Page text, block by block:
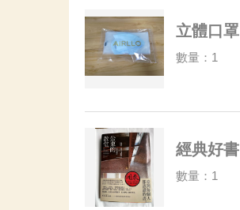
立體口罩
數量：1
經典好書
數量：1